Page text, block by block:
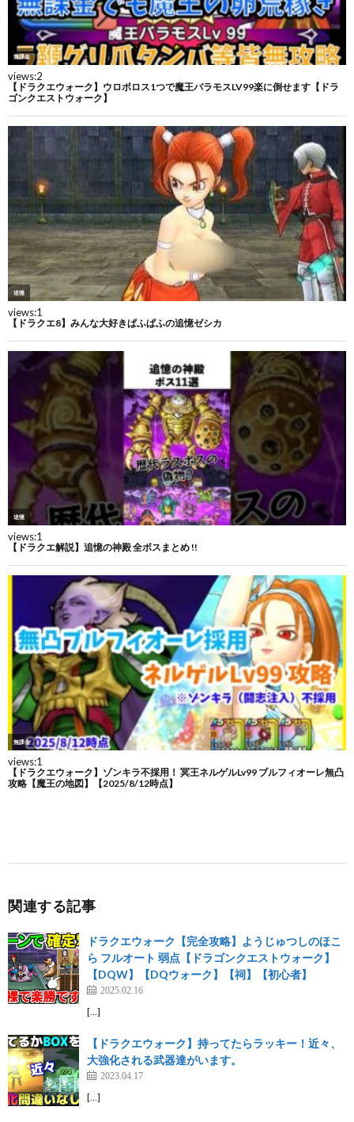
関連する記事
ドラクエウォーク【完全攻略】ようじゅつしのほこ
ら フルオート 弱点【ドラゴンクエストウォーク】
【DQW】【DQウォーク】【祠】【初心者】
2025.02.16
[…]
【ドラクエウォーク】持ってたらラッキー！近々、
大強化される武器達がいます。
2023.04.17
[…]